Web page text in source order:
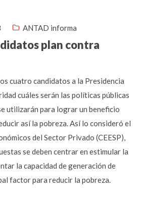
ANTAD informa
plan contra
cuatro candidatos a la Presidencia
cuáles serán las políticas públicas
utilizarán para lograr un beneficio
así la pobreza. Así lo consideró el
del Sector Privado (CEESP),
se deben centrar en estimular la
la capacidad de generación de
factor para reducir la pobreza.